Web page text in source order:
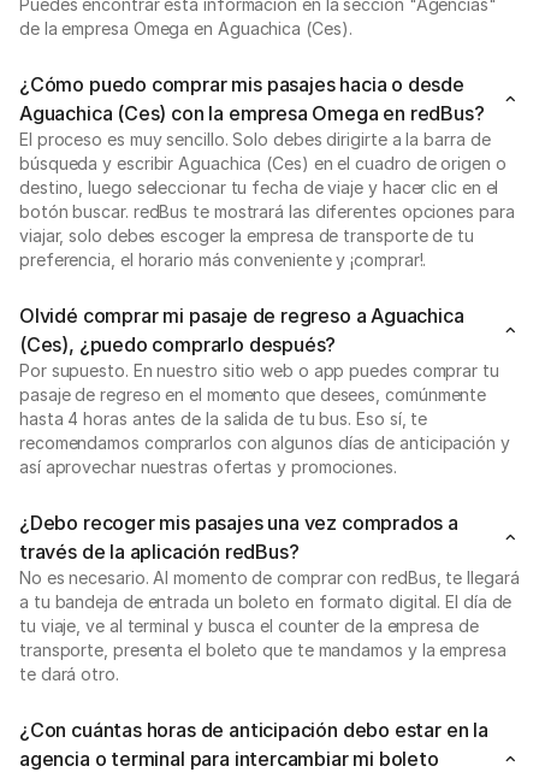
Puedes encontrar esta informacion en la sección "Agencias"
de la empresa Omega en Aguachica (Ces).
¿Cómo puedo comprar mis pasajes hacia o desde
Aguachica (Ces) con la empresa Omega en redBus?
El proceso es muy sencillo. Solo debes dirigirte a la barra de
búsqueda y escribir Aguachica (Ces) en el cuadro de origen o
destino, luego seleccionar tu fecha de viaje y hacer clic en el
botón buscar. redBus te mostrará las diferentes opciones para
viajar, solo debes escoger la empresa de transporte de tu
preferencia, el horario más conveniente y ¡comprar!.
Olvidé comprar mi pasaje de regreso a Aguachica
(Ces), ¿puedo comprarlo después?
Por supuesto. En nuestro sitio web o app puedes comprar tu
pasaje de regreso en el momento que desees, comúnmente
hasta 4 horas antes de la salida de tu bus. Eso sí, te
recomendamos comprarlos con algunos días de anticipación y
así aprovechar nuestras ofertas y promociones.
¿Debo recoger mis pasajes una vez comprados a
través de la aplicación redBus?
No es necesario. Al momento de comprar con redBus, te llegará
a tu bandeja de entrada un boleto en formato digital. El día de
tu viaje, ve al terminal y busca el counter de la empresa de
transporte, presenta el boleto que te mandamos y la empresa
te dará otro.
¿Con cuántas horas de anticipación debo estar en la
agencia o terminal para intercambiar mi boleto